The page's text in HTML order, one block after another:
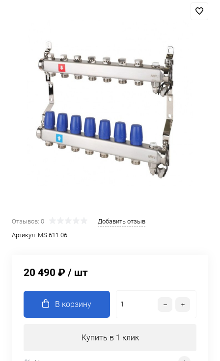
Отзывов: 0
Добавить отзыв
Артикул: MS.611.06
20 490 ₽ / шт
В корзину
Купить в 1 клик